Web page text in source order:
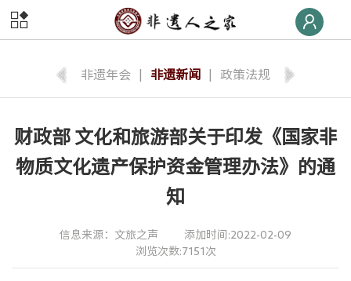
首页
快线
非遗大学堂
旅游
非遗交流
非遗年会 非遗新闻 政策法规
财政部 文化和旅游部关于印发《国家非
物质文化遗产保护资金管理办法》的通
知
信息来源：文旅之声
添加时间:2022-02-09
浏览次数:7151次